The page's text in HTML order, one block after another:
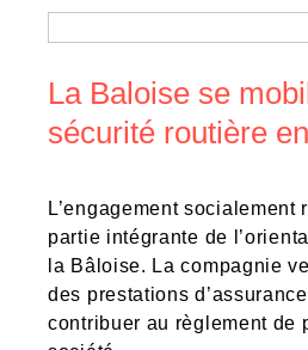
La Baloise se
sécurité routière
L’engagement socialement
partie intégrante de
la Bâloise. La compagnie
des prestations
contribuer au règlement de